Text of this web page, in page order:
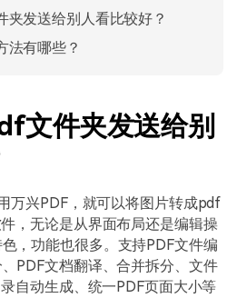
夹发送给别人看比较好？
法有哪些？
文件夹发送给别
万兴PDF，就可以将图片转成pdf
，无论是从界面布局还是编辑操
，功能也很多。支持PDF文件编
PDF文档翻译、合并拆分、文件
自动生成、统一PDF页面大小等